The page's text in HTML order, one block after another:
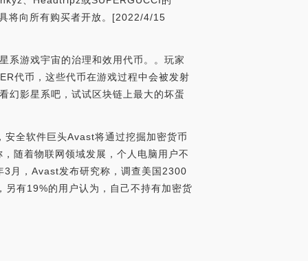
将向所有购买者开放。[2022/4/15
系游戏宇宙的治理和效用代币。。玩家
代币，这些代币在游戏过程中会被发射
幻影星系吧，试试区块链上最大的坏蛋
全软件巨头Avast将通过挖掘加密货币
随着物联网领域发展，个人电脑用户不
3月，Avast发布研究称，调查美国2300
有19%的用户认为，自己不持有加密货